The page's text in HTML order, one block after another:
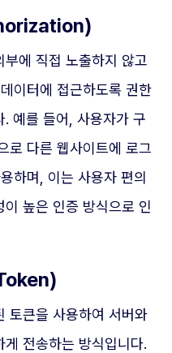
에 직접 노출하지 않고
이터에 접근하도록 권한
예를 들어, 사용자가 구
로 다른 웹사이트에 로그
하며, 이는 사용자 편의
높은 인증 방식으로 인
토큰을 사용하여 서버와
전송하는 방식입니다.